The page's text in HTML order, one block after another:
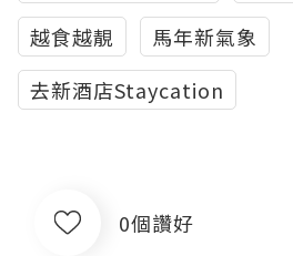
越食越靚
馬年新氣象
去新酒店Staycation
0個讚好